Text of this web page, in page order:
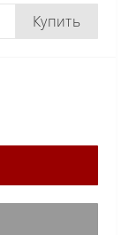
Купить